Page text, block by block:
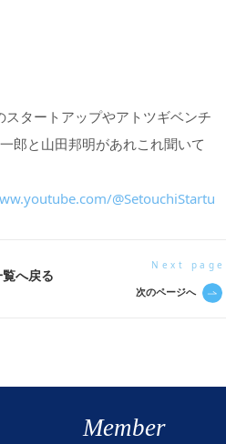
タートアップやアトツギベンチ
郎と山田邦明があれこれ聞いて
@SetouchiStartu
へ戻る
Next page
次のページへ
Member